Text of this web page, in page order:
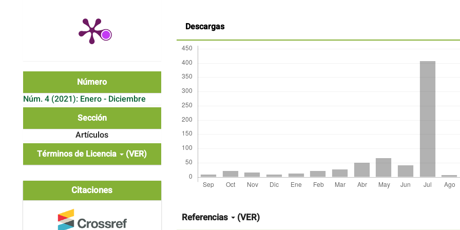
Número
Núm. 4 (2021): Enero - Diciembre
Sección
Artículos
Términos de Licencia
(VER)
Citaciones
Descargas
artículo
Referencias (VER)